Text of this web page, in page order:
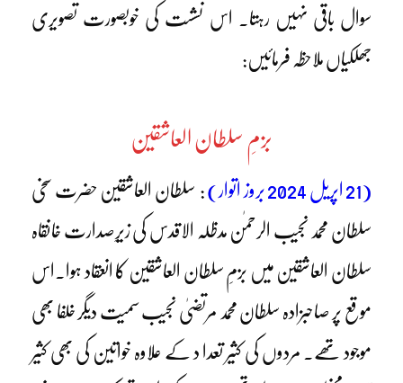
سوال باقی نہیں رہتا۔ اس نشست کی خوبصورت تصویری
جھلکیاں ملاحظہ فرمائیں:
بزمِ سلطان العاشقین
(21 اپریل 2024 بروز اتوار) : سلطان العاشقین حضرت سخی
سلطان محمد نجیب الرحمٰن مدظلہ الاقدس کی زیرِصدارت خانقاہ
سلطان العاشقین میں بزمِ سلطان العاشقین کا انعقاد ہوا۔اس
موقع پر صاحبزادہ سلطان محمد مرتضیٰ نجیب سمیت دیگر خلفا بھی
موجود تھے۔ مردوں کی کثیر تعدا د کے علاوہ خواتین کی بھی کثیر